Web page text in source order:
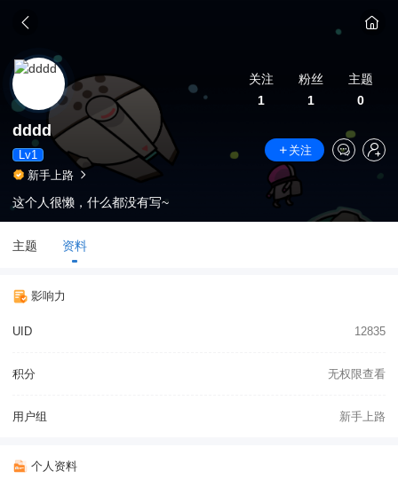
关注
1
粉丝
1
主题
0
dddd
Lv1
关注
新手上路
这个人很懒，什么都没有写~
主题 资料
影响力
UID 12835
积分 无权限查看
用户组 新手上路
个人资料